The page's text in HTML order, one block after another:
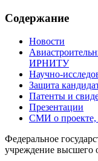
Содержание
Новости
ИРНИТУ
Научно-
Защита
Патенты и
Презентации
СМИ о
Федеральное
учреждение высшего